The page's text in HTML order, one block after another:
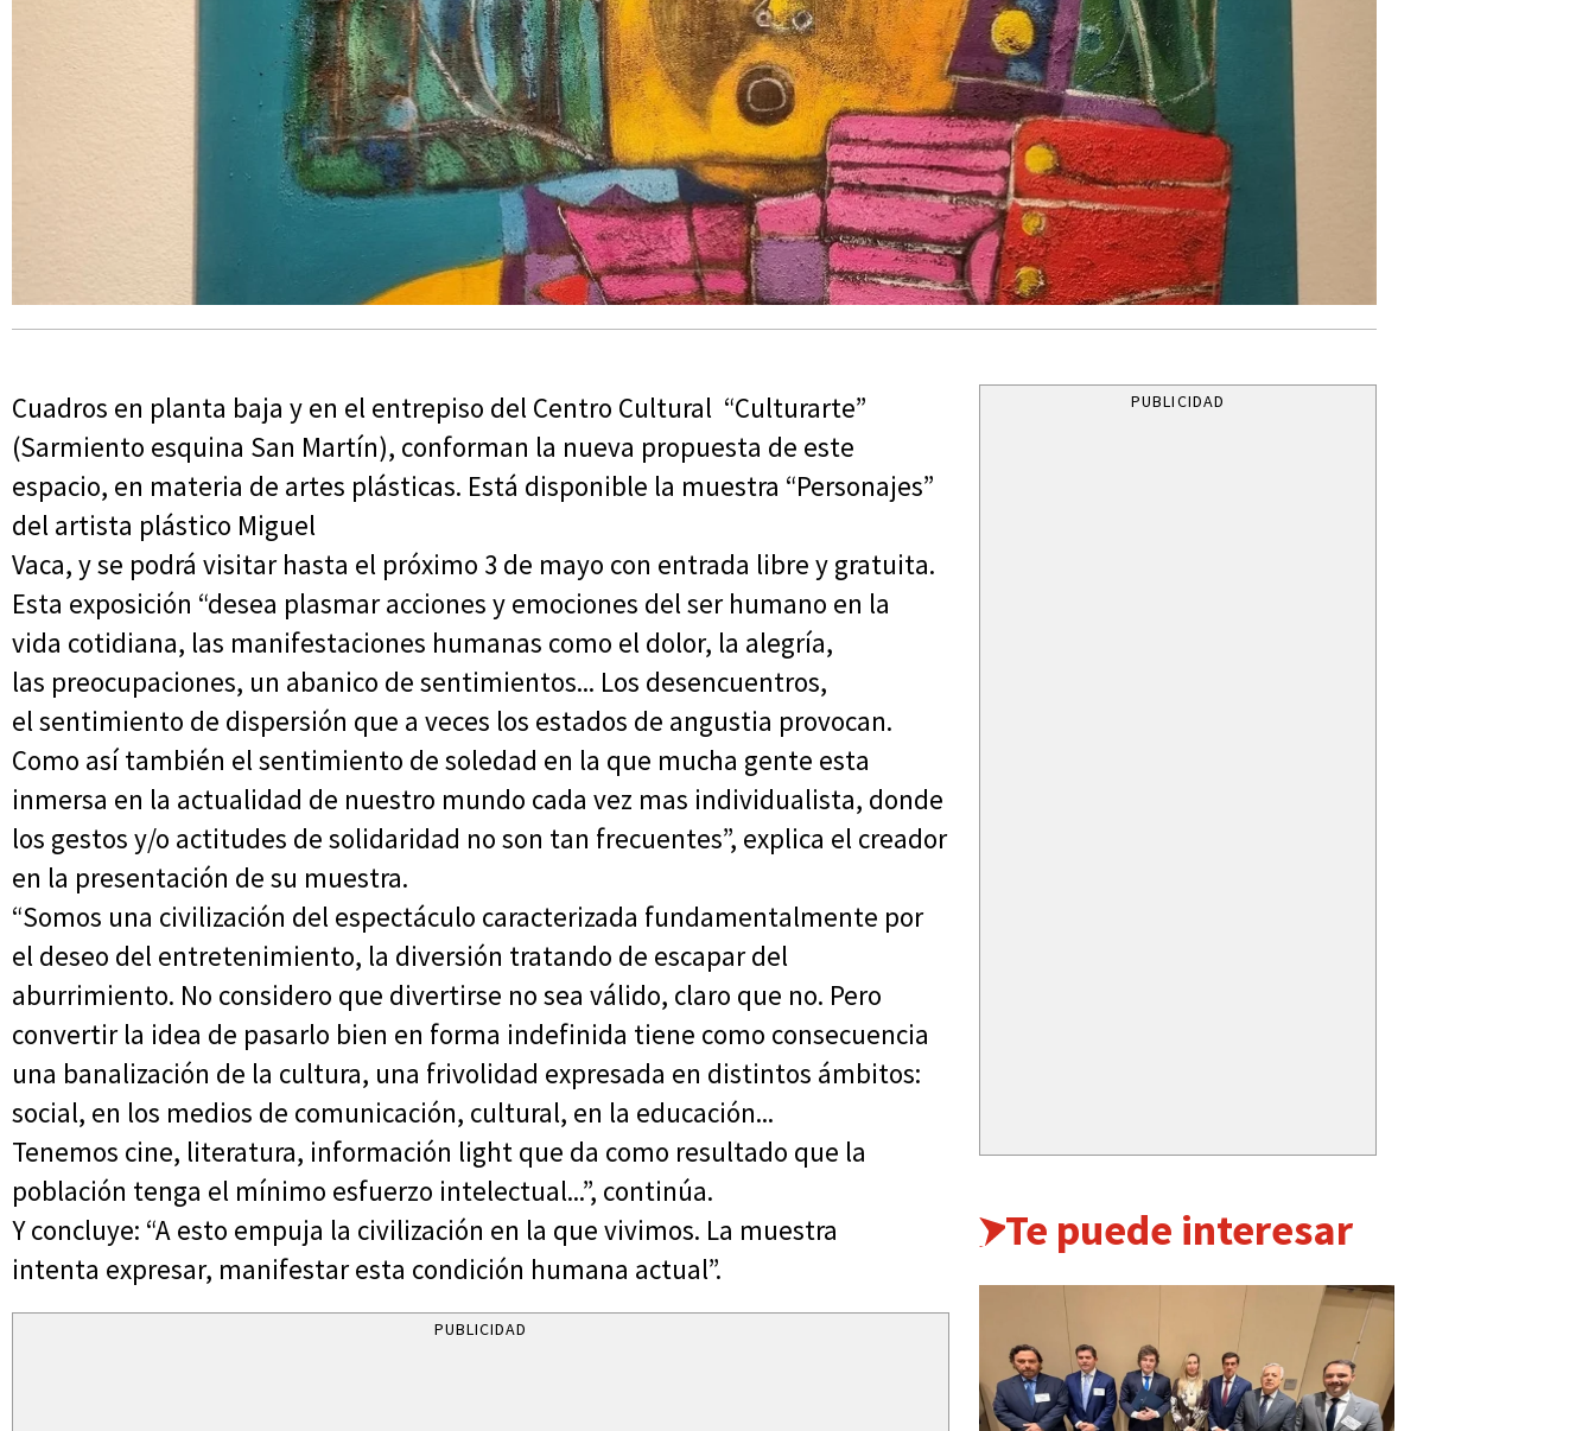
Cuadros en planta baja y en el entrepiso del Centro Cultural “Culturarte”
(Sarmiento esquina San Martín), conforman la nueva propuesta de este
espacio, en materia de artes plásticas. Está disponible la muestra “Personajes”
del artista plástico Miguel
Vaca, y se podrá visitar hasta el próximo 3 de mayo con entrada libre y gratuita.
Esta exposición “desea plasmar acciones y emociones del ser humano en la
vida cotidiana, las manifestaciones humanas como el dolor, la alegría,
las preocupaciones, un abanico de sentimientos... Los desencuentros,
el sentimiento de dispersión que a veces los estados de angustia provocan.
Como así también el sentimiento de soledad en la que mucha gente esta
inmersa en la actualidad de nuestro mundo cada vez mas individualista, donde
los gestos y/o actitudes de solidaridad no son tan frecuentes”, explica el creador
en la presentación de su muestra.
“Somos una civilización del espectáculo caracterizada fundamentalmente por
el deseo del entretenimiento, la diversión tratando de escapar del
aburrimiento. No considero que divertirse no sea válido, claro que no. Pero
convertir la idea de pasarlo bien en forma indefinida tiene como consecuencia
una banalización de la cultura, una frivolidad expresada en distintos ámbitos:
social, en los medios de comunicación, cultural, en la educación...
Tenemos cine, literatura, información light que da como resultado que la
población tenga el mínimo esfuerzo intelectual...”, continúa.
Y concluye: “A esto empuja la civilización en la que vivimos. La muestra
intenta expresar, manifestar esta condición humana actual”.
PUBLICIDAD
PUBLICIDAD
Te puede interesar